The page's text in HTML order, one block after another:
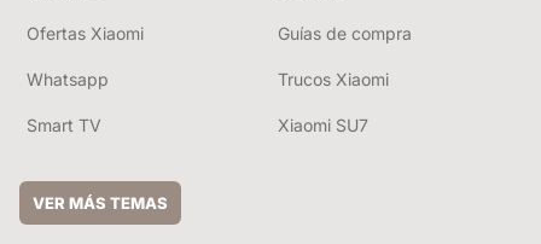
Ofertas Xiaomi Guías de compra
Whatsapp Trucos Xiaomi
Smart TV Xiaomi SU7
VER MÁS TEMAS